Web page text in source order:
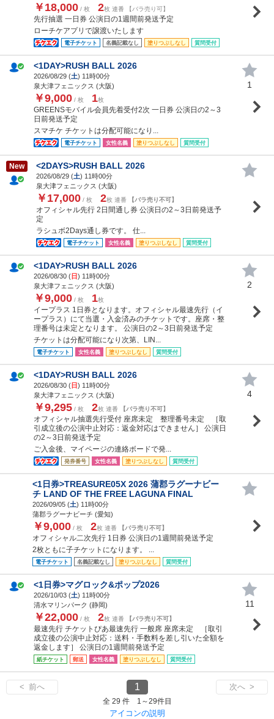
￥18,000 / 枚 2枚 連番 【バラ売り可】
先行抽選 一日券 公演日の1週間前発送予定
ローチケアプリで譲渡いたします
電子チケット 名義記載なし 塗りつぶしなし 質問受付
<1DAY>RUSH BALL 2026
2026/08/29 (土) 11時00分
泉大津フェニックス (大阪)
￥9,000 / 枚 1枚
GREENSモバイル会員先着受付2次 一日券 公演日の2～3
日前発送予定
スマチケ チケットは分配可能になり...
電子チケット 女性名義 塗りつぶしなし 質問受付
1
New <2DAYS>RUSH BALL 2026
2026/08/29 (土) 11時00分
泉大津フェニックス (大阪)
￥17,000 / 枚 2枚 連番 【バラ売り不可】
オフィシャル先行 2日間通し券 公演日の2～3日前発送予
定
ラシュボ2Days通し券です。 仕...
電子チケット 女性名義 塗りつぶしなし 質問受付
<1DAY>RUSH BALL 2026
2026/08/30 (日) 11時00分
泉大津フェニックス (大阪)
￥9,000 / 枚 1枚
イープラス 1日券となります。オフィシャル最速先行（イ
ープラス）にて当選・入金済みのチケットです。座席・整
理番号は未定となります。 公演日の2～3日前発送予定
チケットは分配可能になり次第、LIN...
電子チケット 女性名義 塗りつぶしなし 質問受付
2
<1DAY>RUSH BALL 2026
2026/08/30 (日) 11時00分
泉大津フェニックス (大阪)
￥9,295 / 枚 2枚 連番 【バラ売り不可】
オフィシャル抽選先行受付 座席未定 整理番号未定 ［取
引成立後の公演中止対応：返金対応はできません］ 公演日
の2～3日前発送予定
ご入金後、マイページの連絡ボードで発...
発券番号 女性名義 塗りつぶしなし 質問受付
4
<1日券>TREASURE05X 2026 蒲郡ラグーナビー
チ LAND OF THE FREE LAGUNA FINAL
2026/09/05 (土) 11時00分
蒲郡ラグーナビーチ (愛知)
￥9,000 / 枚 2枚 連番 【バラ売り不可】
オフィシャル二次先行 1日券 公演日の1週間前発送予定
2枚ともに子チケットになります。 ...
電子チケット 名義記載なし 塗りつぶしなし 質問受付
<1日券>マグロック&ポップ2026
2026/10/03 (土) 11時00分
清水マリンパーク (静岡)
￥22,000 / 枚 2枚 連番 【バラ売り不可】
最速先行 チケットぴあ最速先行 一般席 座席未定 ［取引
成立後の公演中止対応：送料・手数料を差し引いた全額を
返金します］ 公演日の1週間前発送予定
紙チケット 郵送 女性名義 塗りつぶしなし 質問受付
11
< 前へ 1 次へ >
全 29 件 1～29件目
アイコンの説明